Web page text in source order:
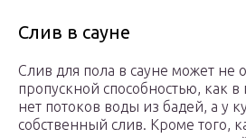
Слив в сауне
Слив для пола в сауне может не
пропускной способностью, как
нет потоков воды из бадей, а у
собственный слив. Кроме того,